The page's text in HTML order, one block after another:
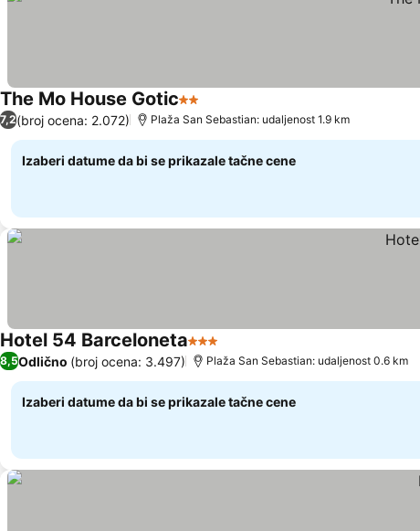
The Mo House Gotic2 Zvezdice
7,2(broj ocena: 2.072) Plaža San Sebastian: udaljenost 1.9 km
Izaberi datume da bi se prikazale tačne cene
Hotel 54 Barceloneta3 Zvezdice
8,5Odlično (broj ocena: 3.497) Plaža San Sebastian: udaljenost 0.6 km
Izaberi datume da bi se prikazale tačne cene